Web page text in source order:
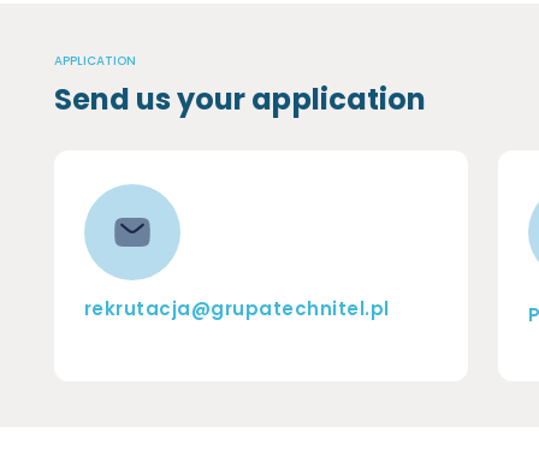
APPLICATION
Send us your application
rekrutacja@grupatechnitel.pl